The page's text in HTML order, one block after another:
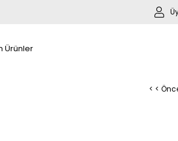
Ürünler
< <